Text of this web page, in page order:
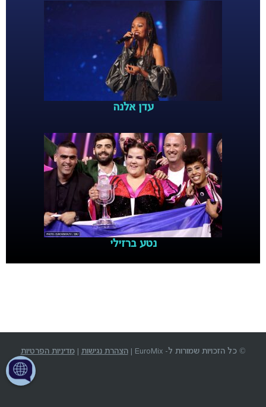
עדן אלנה
נטע ברזילי
© כל הזכויות שמורות ל- EuroMix | הצהרת נגישות |מדיניות הפרטיות